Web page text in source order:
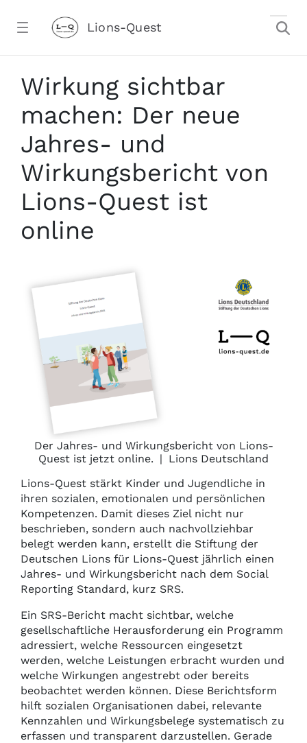
Lions-Quest
Wirkung sichtbar
machen: Der neue
Jahres- und
Wirkungsbericht von
Lions-Quest ist
online
Der Jahres- und Wirkungsbericht von Lions-
Quest ist jetzt online. | Lions Deutschland
Lions-Quest stärkt Kinder und Jugendliche in
ihren sozialen, emotionalen und persönlichen
Kompetenzen. Damit dieses Ziel nicht nur
beschrieben, sondern auch nachvollziehbar
belegt werden kann, erstellt die Stiftung der
Deutschen Lions für Lions-Quest jährlich einen
Jahres- und Wirkungsbericht nach dem Social
Reporting Standard, kurz SRS.
Ein SRS-Bericht macht sichtbar, welche
gesellschaftliche Herausforderung ein Programm
adressiert, welche Ressourcen eingesetzt
werden, welche Leistungen erbracht wurden und
welche Wirkungen angestrebt oder bereits
beobachtet werden können. Diese Berichtsform
hilft sozialen Organisationen dabei, relevante
Kennzahlen und Wirkungsbelege systematisch zu
erfassen und transparent darzustellen. Gerade